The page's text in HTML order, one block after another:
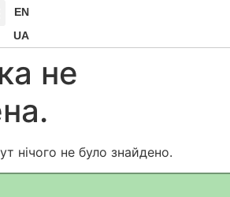
EN
UA
не
нічого не було знайдено.